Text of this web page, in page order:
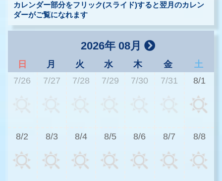
カレンダー部分をフリック(スライド)すると翌月のカレン
ダーがご覧になれます
2026年 08月
日 月 火 水 木 金
土
7/26
7/27 7/28 7/29 7/30 7/31 8/1
8/2 8/3 8/4 8/5 8/6 8/7 8/8